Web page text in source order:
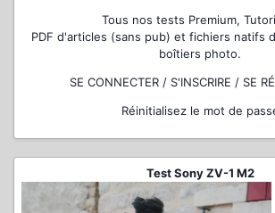
Tous nos tests Premium,
PDF d'articles (sans pub) et fichiers natifs
boîtiers photo.
SE CONNECTER / S'INSCRIRE / SE
Réinitialisez le mot de
Test Sony ZV-1 M2